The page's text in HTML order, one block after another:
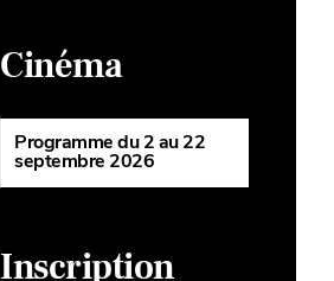
Cinéma
Programme du 2 au 22
septembre 2026
Inscription